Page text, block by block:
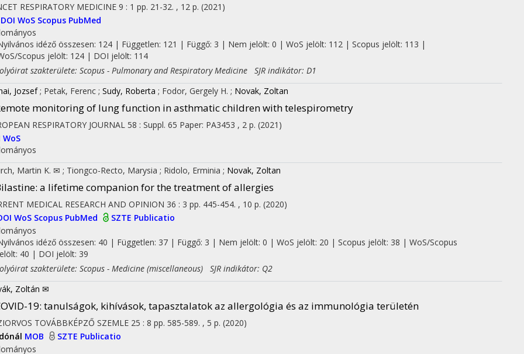
RESPIRATORY MEDICINE 9 : 1 pp. 21-32. , 12 p. (2021)
DOI WoS Scopus PubMed
idéző összesen: 124| Független: 121 | Függő: 3 | Nem jelölt: 0 | WoS jelölt: 112 | Scopus jelölt: 113 |
Scopus jelölt: 124 | DOI jelölt: 114
szakterülete: Scopus - Pulmonary and Respiratory Medicine SJR indikátor: D1
Jozsef ; Petak, Ferenc ; Sudy, Roberta ; Fodor, Gergely H. ; Novak, Zoltan
monitoring of lung function in asthmatic children with telespirometry
RESPIRATORY JOURNAL 58 : Suppl. 65 Paper: PA3453 , 2 p. (2021)
WoS
Martin K. ✉ ; Tiongco-Recto, Marysia ; Ridolo, Erminia ; Novak, Zoltan
a lifetime companion for the treatment of allergies
MEDICAL RESEARCH AND OPINION 36 : 3 pp. 445-454. , 10 p. (2020)
WoS Scopus PubMed
SZTE Publicatio
idéző összesen: 40 | Független: 37 | Függő: 3 | Nem jelölt: 0 | WoS jelölt: 20 | Scopus jelölt: 38 | WoS/Scopus
40 | DOI jelölt: 39
szakterülete: Scopus - Medicine (miscellaneous) SJR indikátor: Q2
Zoltán ✉
19: tanulságok, kihívások, tapasztalatok az allergológia és az immunológia területén
TOVÁBBKÉPZŐ SZEMLE 25 : 8 pp. 585-589. , 5 p. (2020)
MOB
SZTE Publicatio